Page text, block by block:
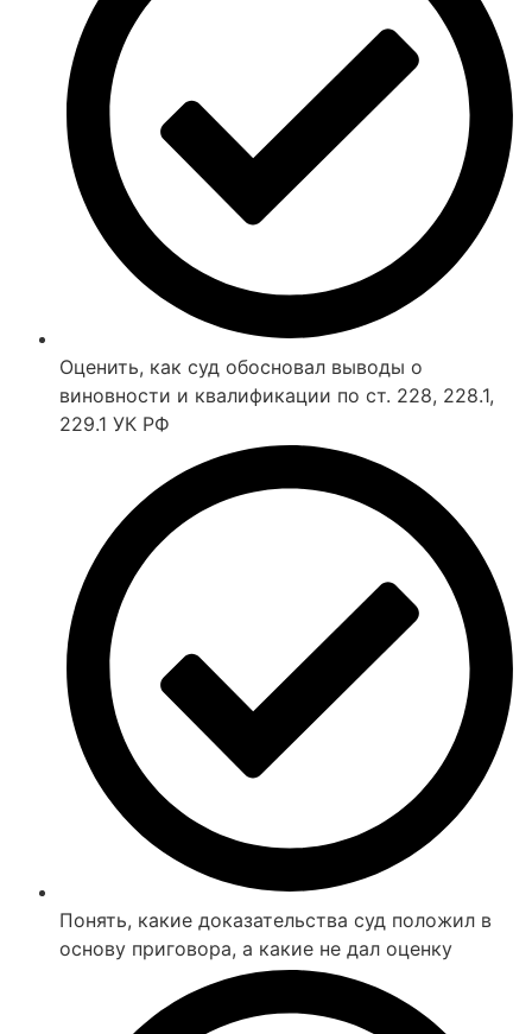
Оценить, как суд обосновал выводы о
виновности и квалификации по ст. 228, 228.1,
229.1 УК РФ
Понять, какие доказательства суд положил в
основу приговора, а какие не дал оценку